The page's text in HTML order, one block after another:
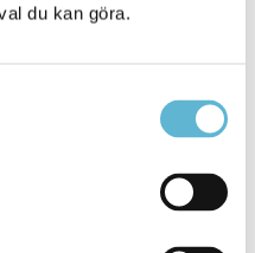
du kan göra.
och förstärka
förra året på grund av
äntligen kan bli av! Vi
kommer göra allt för att